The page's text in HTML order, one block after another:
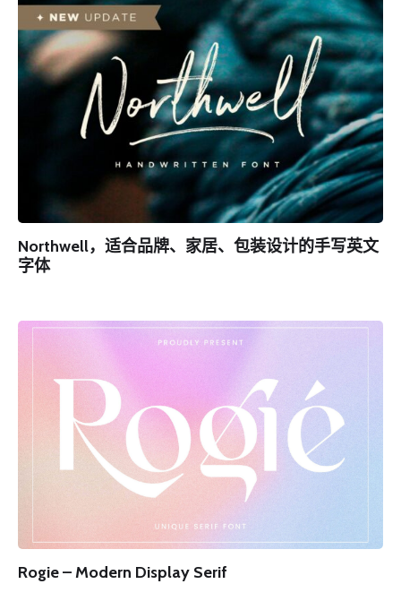
Northwell，适合品牌、家居、包装设计的手写英文
字体
Rogie – Modern Display Serif